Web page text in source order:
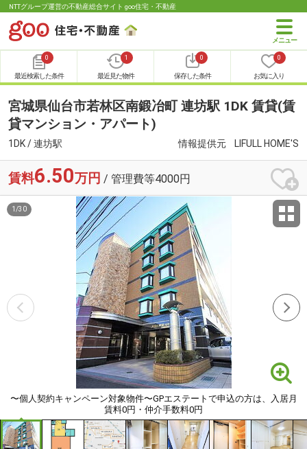
NTTグループ運営の不動産総合サイト goo住宅・不動産
0
最近検索した条件
1
最近見た物件
0
保存した条件
0
お気に入り
宮城県仙台市若林区南鍛冶町 連坊駅 1DK 賃貸(賃
貸マンション・アパート)
1DK / 連坊駅 情報提供元 LIFULL HOME'S
賃料6.50万円 / 管理費等4000円
〜個人契約キャンペーン対象物件〜GPエステートで申込の方は、入居月
賃料0円・仲介手数料0円
1 /30